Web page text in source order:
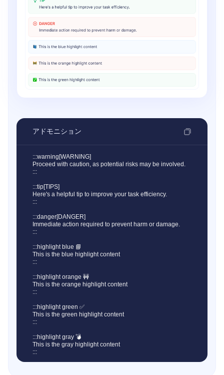
アドモニション
:::warning[WARNING]
Proceed with caution, as potential risks may be involved.
:::
:::tip[TIPS]
Here's a helpful tip to improve your task efficiency.
:::
:::danger[DANGER]
Immediate action required to prevent harm or damage.
:::
:::highlight blue 📘
This is the blue highlight content
:::
:::highlight orange 🚧
This is the orange highlight content
:::
:::highlight green ✅
This is the green highlight content
:::
:::highlight gray 💣
This is the gray highlight content
:::